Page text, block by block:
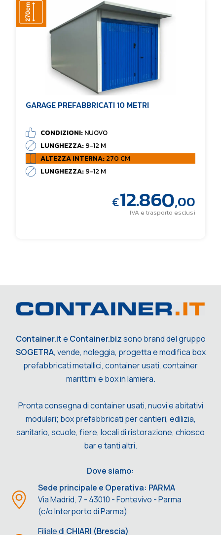
GARAGE PREFABBRICATI 10 METRI
CONDIZIONI:NUOVO
LUNGHEZZA:9-12 M
ALTEZZA INTERNA:270 CM
LUNGHEZZA:9-12 M
€12.860,00
IVA e trasporto esclusi
Container.ite Container.bizsono brand del gruppo
SOGETRA, vende, noleggia, progetta e modifica box
prefabbricati metallici, container usati, container
marittimi e box in lamiera.
Pronta consegna di container usati, nuovi e abitativi
modulari; box prefabbricati per cantieri, edilizia,
sanitario, scuole, fiere, locali di ristorazione, chiosco
bar e tanti altri.
Dove siamo:
Sede principale e Operativa: PARMA
Via Madrid, 7 - 43010 - Fontevivo - Parma
(c/o Interporto di Parma)
Filiale di CHIARI (Brescia)